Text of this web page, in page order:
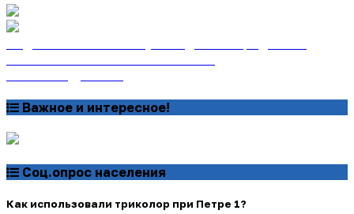
Важное и интересное!
Соц.опрос населения
Как использовали триколор при Петре 1?